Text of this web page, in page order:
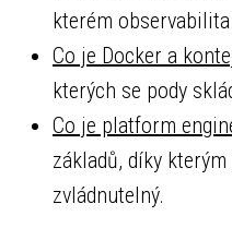
kterém
Co je Docker a
kterých se pody
Co je platform
základů, díky
zvládnutelný.